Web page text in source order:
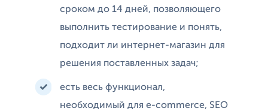
сроком до 14 дней, позволяющего
выполнить тестирование и понять,
подходит ли интернет-магазин для
решения поставленных задач;
есть весь функционал,
необходимый для e-commerce, SEO